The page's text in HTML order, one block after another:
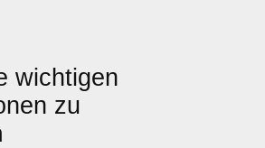
wichtigen
zu